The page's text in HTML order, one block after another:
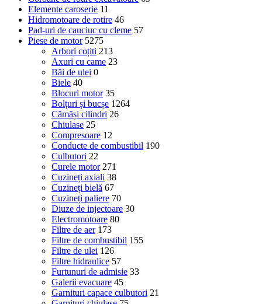
Elemente caroserie 11
Hidromotoare de rotire 46
Pad-uri de cauciuc cu cleme 57
Piese de motor 5275
Arbori coțiti 213
Axuri cu came 23
Băi de ulei 0
Biele 40
Blocuri motor 35
Bolțuri și bucșe 1264
Cămăși cilindri 26
Chiulase 25
Compresoare 12
Conducte de combustibil 190
Culbutori 22
Curele motor 271
Cuzineți axiali 38
Cuzineți bielă 67
Cuzineți paliere 70
Diuze de injectoare 30
Electromotoare 80
Filtre de aer 173
Filtre de combustibil 155
Filtre de ulei 126
Filtre hidraulice 57
Furtunuri de admisie 33
Galerii evacuare 45
Garnituri capace culbutori 21